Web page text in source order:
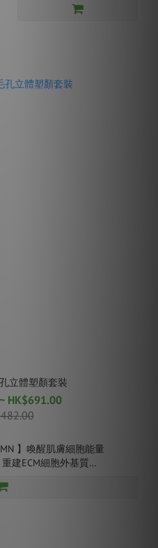
立體塑顏套裝​
HK$691.00
】喚醒肌膚細胞能量
建ECM細胞外基質